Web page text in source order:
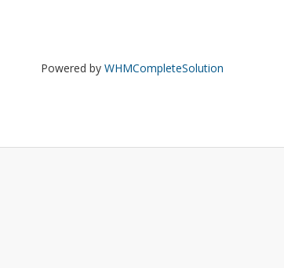
Powered by WHMCompleteSolution